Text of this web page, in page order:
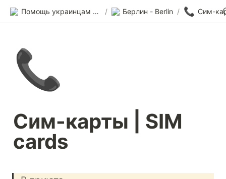
Помощь украинцам в Германии / Берлин - Berlin / 📞 Сим-
📞
Сим-карты | SIM
cards